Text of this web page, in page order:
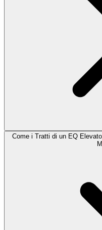
Come i Tratti di un EQ